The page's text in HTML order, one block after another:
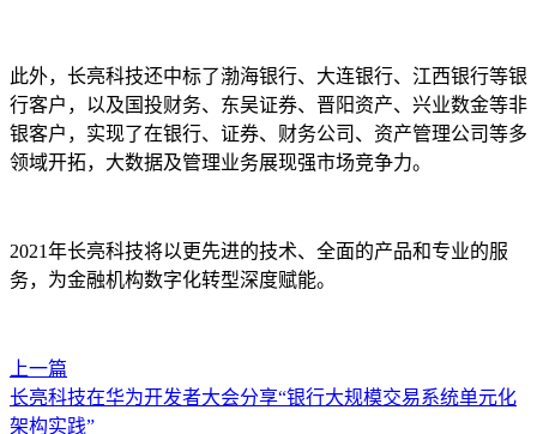
此外，长亮科技还中标了渤海银行、大连银行、江西银行等银
行客户，以及国投财务、东吴证券、晋阳资产、兴业数金等非
银客户，实现了在银行、证券、财务公司、资产管理公司等多
领域开拓，大数据及管理业务展现强市场竞争力。
2021年长亮科技将以更先进的技术、全面的产品和专业的服
务，为金融机构数字化转型深度赋能。
上一篇
长亮科技在华为开发者大会分享“银行大规模交易系统单元化
架构实践”